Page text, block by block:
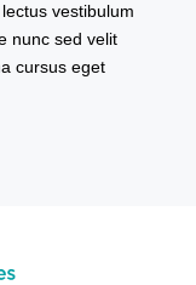
vestibulum
nunc sed velit
cursus eget